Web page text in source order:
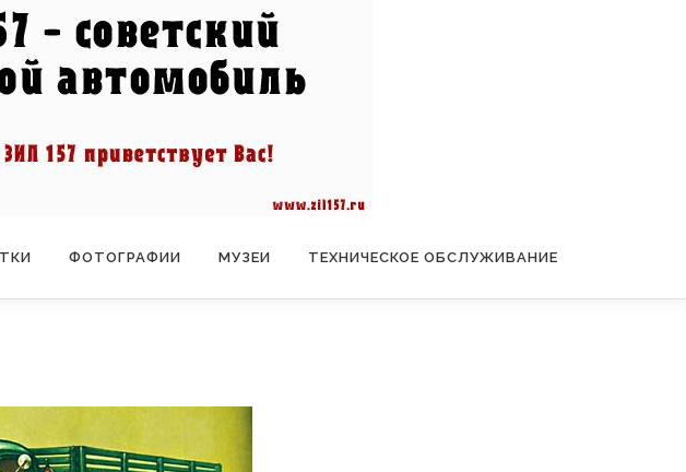
ФОТОГРАФИИ МУЗЕИ ТЕХНИЧЕСКОЕ ОБСЛУЖИВАНИЕ